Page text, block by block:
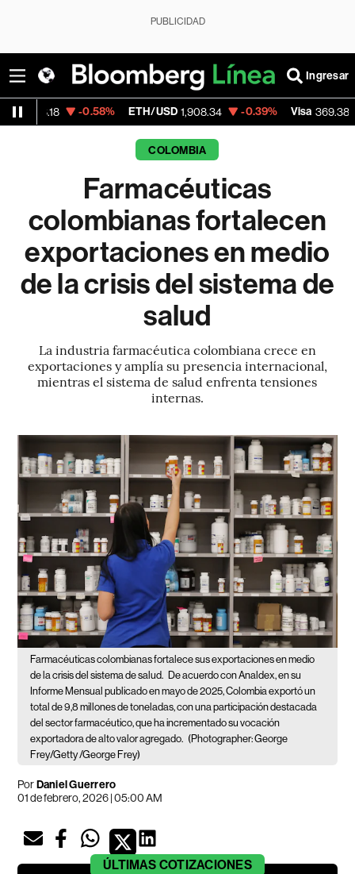
PUBLICIDAD
Ingresar
-0.58% ETH/USD 1,908.34 -0.39% Visa 369.38 +0.23%
COLOMBIA
Farmacéuticas
colombianas fortalecen
exportaciones en medio
de la crisis del sistema de
salud
La industria farmacéutica colombiana crece en
exportaciones y amplía su presencia internacional,
mientras el sistema de salud enfrenta tensiones
internas.
Farmacéuticas colombianas fortalece sus exportaciones en medio
de la crisis del sistema de salud. De acuerdo con Analdex, en su
Informe Mensual publicado en mayo de 2025, Colombia exportó un
total de 9,8 millones de toneladas, con una participación destacada
del sector farmacéutico, que ha incrementado su vocación
exportadora de alto valor agregado. (Photographer: George
Frey/Getty /George Frey)
PorDaniel Guerrero
01 de febrero, 2026 | 05:00 AM
ÚLTIMAS COTIZACIONES